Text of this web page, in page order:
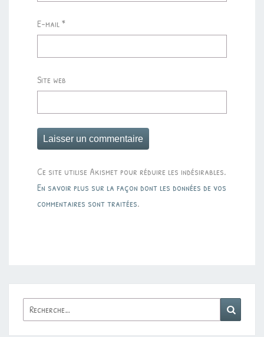
E-mail*
Site web
Ce site utilise Akismet pour réduire les indésirables.
En savoir plus sur la façon dont les données de vos
commentaires sont traitées.
Rechercher :